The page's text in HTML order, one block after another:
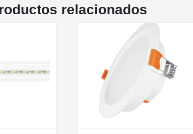
relacionados